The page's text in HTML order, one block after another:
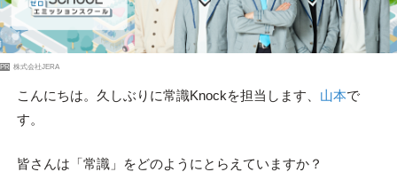
PR 株式会社JERA
こんにちは。久しぶりに常識Knockを担当します、 山本で
す。
皆さんは「常識」をどのようにとらえていますか？